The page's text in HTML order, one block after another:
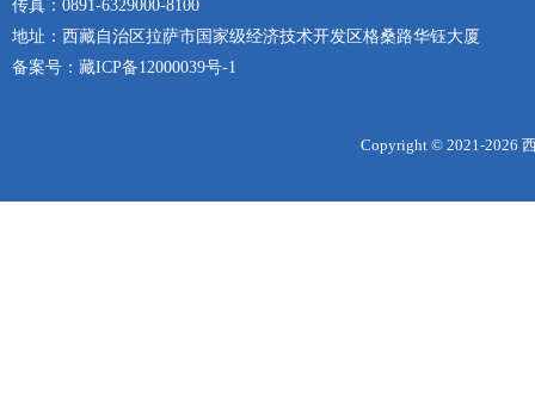
传真：0891-6329000-8100
地址：西藏自治区拉萨市国家级经济技术开发区格桑路华钰大厦
备案号： 藏ICP备12000039号-1
Copyright © 2021-2026